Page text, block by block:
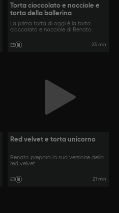
Torta cioccolato e nocciole e
torta della ballerina
La prima torta di oggi è la torta
cioccolato e nocciole di Renato.
E5 23 min
Red velvet e torta unicorno
Renato prepara la sua versione della
red velvet.
E3 21 min